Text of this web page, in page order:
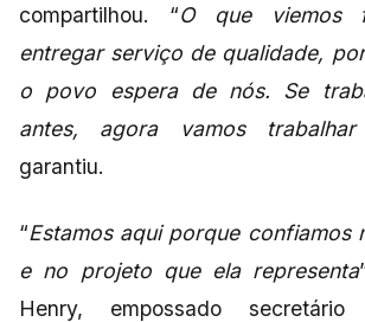
compartilhou. “O que viemos
entregar serviço de qualidade,
o povo espera de nós. Se
antes, agora vamos
garantiu.
“Estamos aqui porque confiamos
e no projeto que ela representa
Henry, empossado